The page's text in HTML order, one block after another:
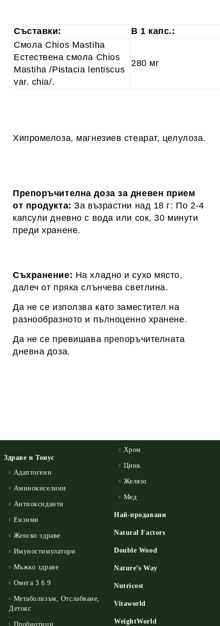
Съставки:
В 1 капс.:
Смола Chios Mastiha
Естествена смола Chios
Mastiha /Pistacia lentiscus
var. chia/.
280 мг
Хипромелоза, магнезиев стеарат, целулоза.
Препоръчителна доза за дневен прием
от продукта:За възрастни над 18 г: По 2-4
капсули дневно с вода или сок, 30 минути
преди хранене.
Съхранение: На хладно и сухо място,
далеч от пряка слънчева светлина.
Да не се използва като заместител на
разнообразното и пълноценно хранене.
Да не се превишава препоръчителната
дневна доза.
Здраве и Тонус
Адаптогени
Аминокиселини
Антиоксиданти
Ензими
Женско здраве
Имуностимулатори
Мъжко здраве
Омега 3 6 9
Метаболизъм, Отслабване,
Детокс
Пробиотици
Хром
Цинк
Желязо
Мед
Най-продавани
Natural Factors
Double Wood
Nature’s Way
Nutricost
Vitaworld
WeightWorld